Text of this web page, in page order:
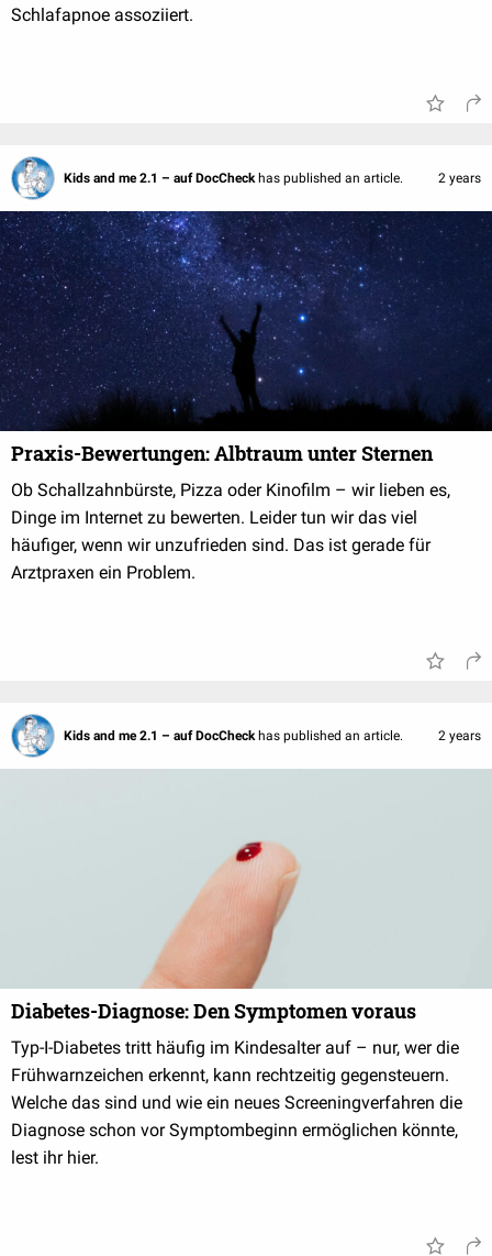
Schlafapnoe assoziiert.
Kids and me 2.1 – auf DocCheck has published an article. 2 years
Praxis-Bewertungen: Albtraum unter Sternen
Ob Schallzahnbürste, Pizza oder Kinofilm – wir lieben es,
Dinge im Internet zu bewerten. Leider tun wir das viel
häufiger, wenn wir unzufrieden sind. Das ist gerade für
Arztpraxen ein Problem.
Kids and me 2.1 – auf DocCheck has published an article. 2 years
Diabetes-Diagnose: Den Symptomen voraus
Typ-I-Diabetes tritt häufig im Kindesalter auf – nur, wer die
Frühwarnzeichen erkennt, kann rechtzeitig gegensteuern.
Welche das sind und wie ein neues Screeningverfahren die
Diagnose schon vor Symptombeginn ermöglichen könnte,
lest ihr hier.